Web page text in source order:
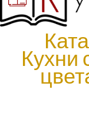
Кухни